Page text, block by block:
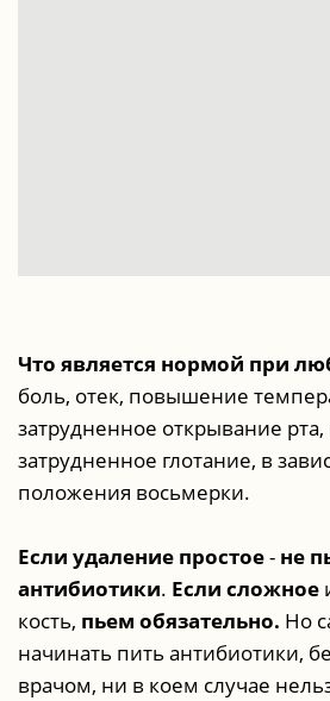
Что является нормой при
боль, отек, повышение
затрудненное открывание рта,
затрудненное глотание, в
положения восьмерки.
Если удаление простое- не
антибиотики. Если сложное
кость, пьем обязательно. Но
начинать пить антибиотики,
врачом, ни в коем случае